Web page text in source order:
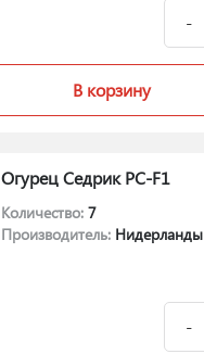
В корзину
Огурец Седрик РС-F1
Количество: 7
Производитель: Нидерланды